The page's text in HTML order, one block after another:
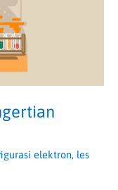
elektron, les